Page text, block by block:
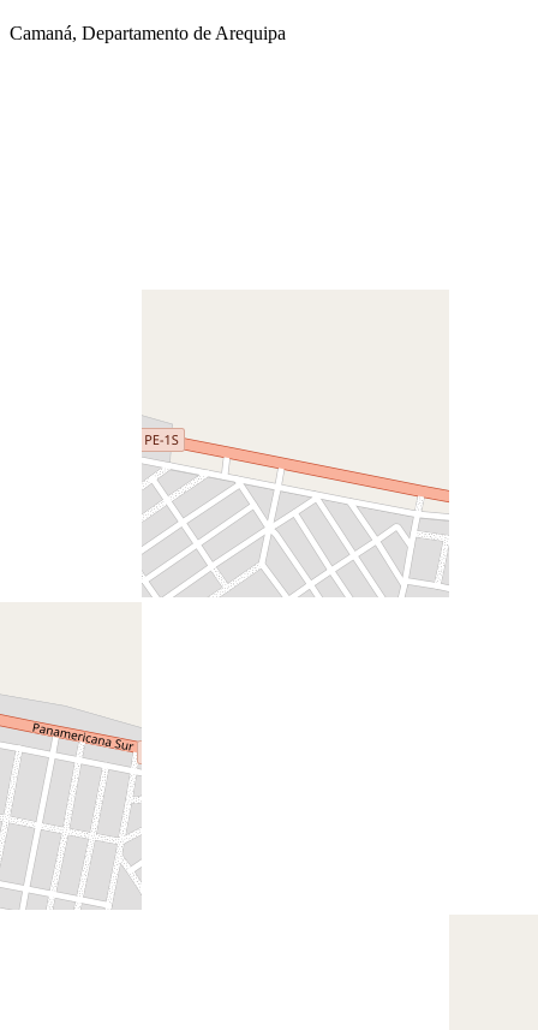
Camaná, Departamento de Arequipa